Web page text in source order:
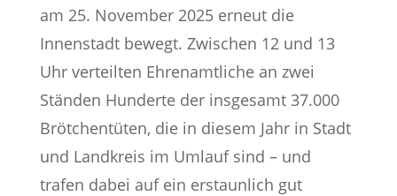
am 25. November 2025 erneut die
Innenstadt bewegt. Zwischen 12 und 13
Uhr verteilten Ehrenamtliche an zwei
Ständen Hunderte der insgesamt 37.000
Brötchentüten, die in diesem Jahr in Stadt
und Landkreis im Umlauf sind – und
trafen dabei auf ein erstaunlich gut